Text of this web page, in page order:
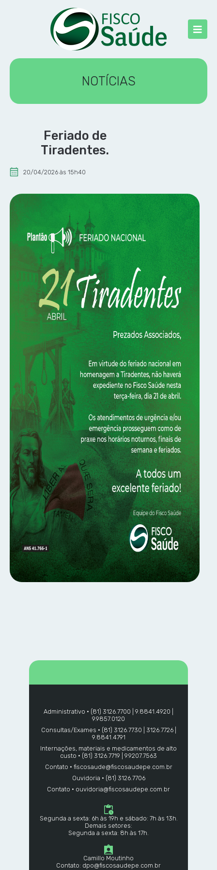
NOTÍCIAS
Feriado de
Tiradentes.
20/04/2026 às 15h40
Administrativo • (81) 3126.7700 | 9.8841.4920 |
9.9857.0120
Consultas/Exames • (81) 3126.7730 | 3126.7726 |
9.8841.4791
Internações, materiais e medicamentos de alto
custo • (81) 3126.7719 | 9.9207.7563
Contato • fiscosaude@fiscosaudepe.com.br
Ouvidoria • (81) 3126.7706
Contato • ouvidoria@fiscosaudepe.com.br
Segunda a sexta: 6h às 19h e sábado: 7h às 13h.
Demais setores:
Segunda a sexta: 8h às 17h.
Camillo Moutinho
Contato: dpo@fiscosaudepe.com.br